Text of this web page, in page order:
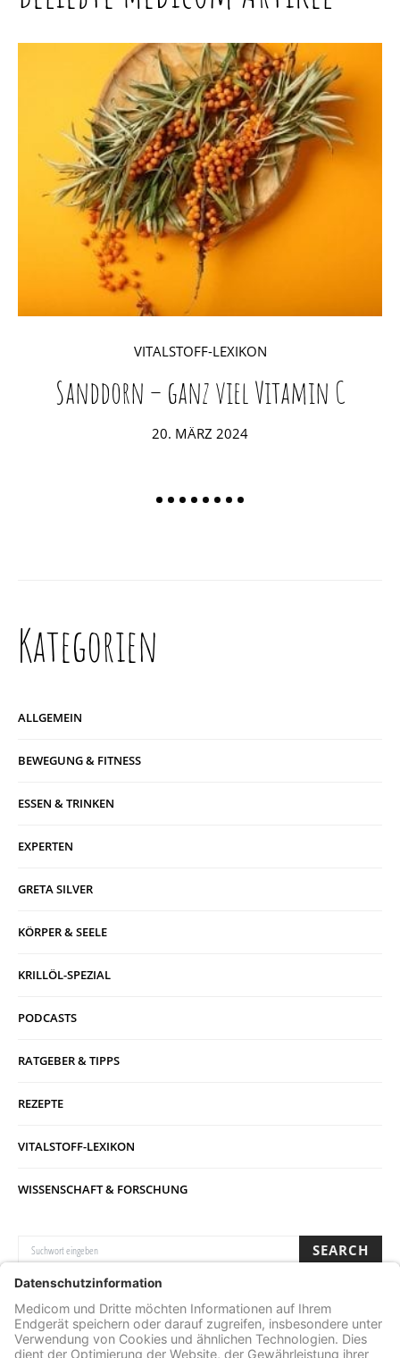
VITALSTOFF-LEXIKON
Sanddorn – ganz viel Vitamin C
POSTED
20. MÄRZ 2024
Kategorien
ALLGEMEIN
BEWEGUNG & FITNESS
ESSEN & TRINKEN
EXPERTEN
GRETA SILVER
KÖRPER & SEELE
KRILLÖL-SPEZIAL
PODCASTS
RATGEBER & TIPPS
REZEPTE
VITALSTOFF-LEXIKON
WISSENSCHAFT & FORSCHUNG
SUCHE NACH: SEARCH
Archive